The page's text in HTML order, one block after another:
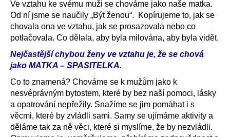
Ve vztahu ke svému muži se chováme jako naše matka.
Od ní jsme se naučily „Být ženou“. Kopírujeme to, jak se
chovala ona ve vztahu, jak se prosazovala nebo co
potlačovala. Co dělala, aby byla milována, aby byla vidět.
Nejčastější chybou ženy ve vztahu je, že se chová
jako MATKA – SPASITELKA.
Co to znamená? Chováme se k mužům jako k
nesvéprávným bytostem, které by bez naší pomoci, lásky
a opatrování nepřežily. Snažíme se jim pomáhat i s
věcmi, které by zvládli sami. Samy se ujímáme aktivity a
děláme tak za ně věci, které si myslíme, že by nezvládli.